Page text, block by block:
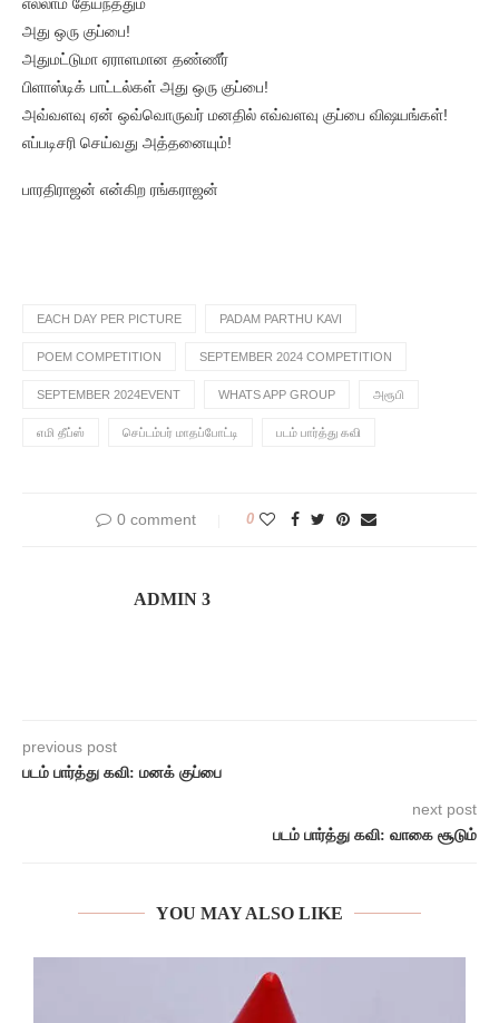
அது ஒரு குப்பை!
அதுமட்டுமா ஏராளமான தண்ணீர்
பிளாஸ்டிக் பாட்டல்கள் அது ஒரு குப்பை!
அவ்வளவு ஏன் ஒவ்வொருவர் மனதில் எவ்வளவு குப்பை விஷயங்கள்!
எப்படிசரி செய்வது அத்தனையும்!
பாரதிராஜன் என்கிற ரங்கராஜன்
EACH DAY PER PICTURE PADAM PARTHU KAVI
POEM COMPETITION SEPTEMBER 2024 COMPETITION
SEPTEMBER 2024EVENT WHATS APP GROUP அரூபி
எமி தீப்ஸ் செப்டம்பர் மாதப்போட்டி படம் பார்த்து கவி
0 comment 0
ADMIN 3
previous post
படம் பார்த்து கவி: மனக் குப்பை
next post
படம் பார்த்து கவி: வாகை சூடும்
YOU MAY ALSO LIKE